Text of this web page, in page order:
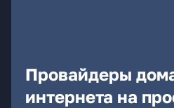
Провайдеры
интернета на